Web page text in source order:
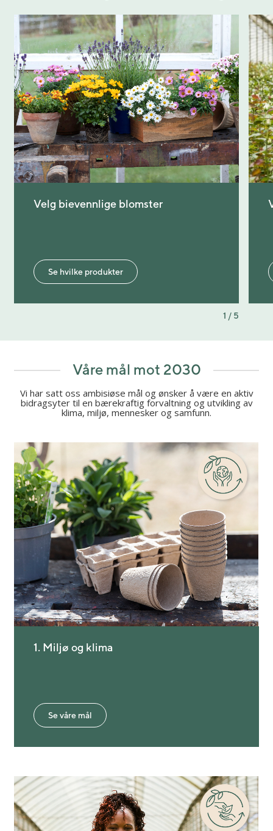
Velg bievennlige blomster
Se hvilke produkter
1 / 5
Våre mål mot 2030
Vi har satt oss ambisiøse mål og ønsker å være en aktiv
bidragsyter til en bærekraftig forvaltning og utvikling av
klima, miljø, mennesker og samfunn.
1. Miljø og klima
Se våre mål